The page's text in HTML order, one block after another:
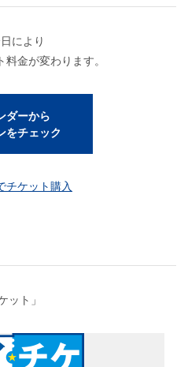
により
金が変わります。
ダーから
をチェック
チケット購入
ット」